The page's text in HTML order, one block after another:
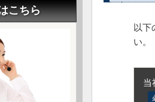
以下
い。
当
こちら